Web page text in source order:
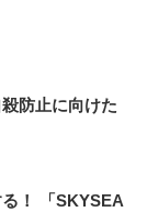
防止に向けた
！ 「SKYSEA